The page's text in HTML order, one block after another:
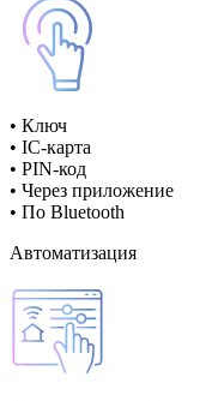
• Ключ
• IC-карта
• PIN-код
• Через приложение
• По Bluetooth
Автоматизация